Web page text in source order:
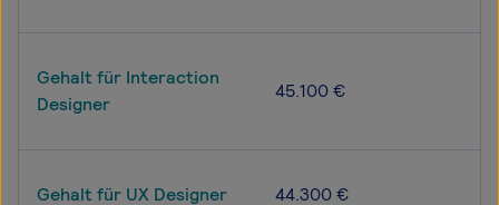
Gehalt für Interaction
Designer
45.100 €
Gehalt für UX Designer 44.300 €